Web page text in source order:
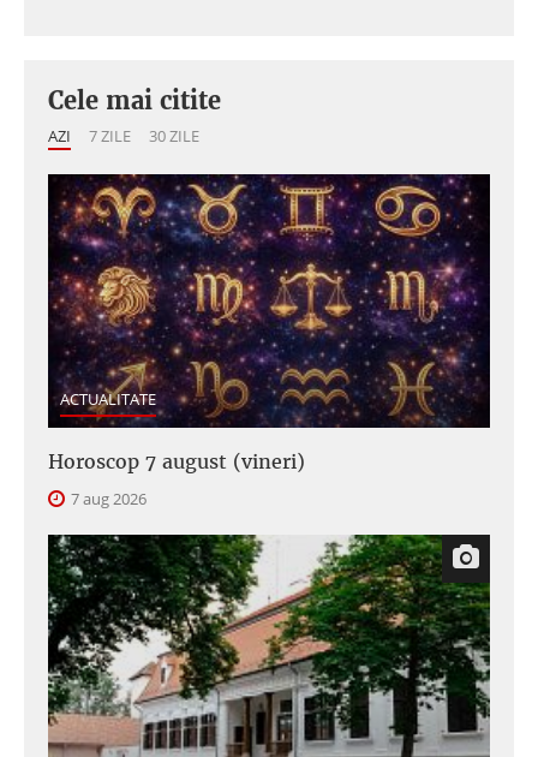
Cele mai citite
AZI 7 ZILE 30 ZILE
ACTUALITATE
Horoscop 7 august (vineri)
7 aug 2026